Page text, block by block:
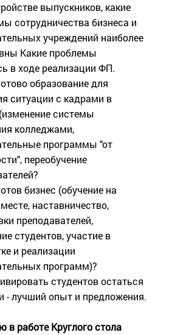
выпускников, какие
сотрудничества бизнеса и
учреждений наиболее
Какие проблемы
в ходе реализации ФП.
образование для
ситуации с кадрами в
системы
колледжами,
программы "от
переобучение
бизнес (обучение на
наставничество,
преподавателей,
студентов, участие в
и реализации
программ)?
студентов остаться
- лучший опыт и предложения.
в работе Круглого стола